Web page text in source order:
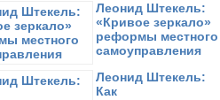
Себастьянович: Про
политику Украины
14 октября 2019в 12:04:
Пасхавер: Верхи и низы
13 октября 2019
Леонид Штекель:
«Кривое зеркало»
реформы местного
самоуправления
Леонид Штекель:
Как